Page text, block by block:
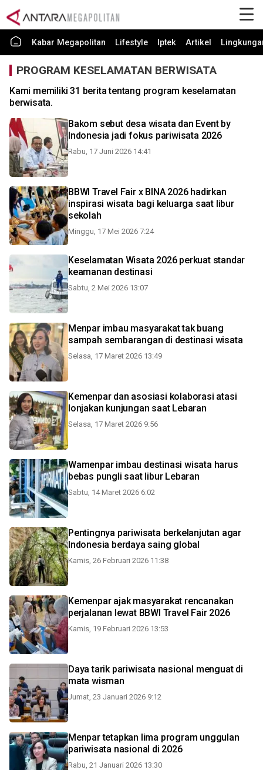
Kabar Megapolitan Lifestyle Iptek Artikel
PROGRAM KESELAMATAN BERWISATA
Kami memiliki 31 berita tentang program keselamatan
berwisata.
Bakom sebut desa wisata dan Event by
Indonesia jadi fokus pariwisata 2026
Rabu, 17 Juni 2026 14:41
BBWI Travel Fair x BINA 2026 hadirkan
inspirasi wisata bagi keluarga saat libur
sekolah
Minggu, 17 Mei 2026 7:24
Keselamatan Wisata 2026 perkuat standar
keamanan destinasi
Sabtu, 2 Mei 2026 13:07
Menpar imbau masyarakat tak buang
sampah sembarangan di destinasi wisata
Selasa, 17 Maret 2026 13:49
Kemenpar dan asosiasi kolaborasi atasi
lonjakan kunjungan saat Lebaran
Selasa, 17 Maret 2026 9:56
Wamenpar imbau destinasi wisata harus
bebas pungli saat libur Lebaran
Sabtu, 14 Maret 2026 6:02
Pentingnya pariwisata berkelanjutan agar
Indonesia berdaya saing global
Kamis, 26 Februari 2026 11:38
Kemenpar ajak masyarakat rencanakan
perjalanan lewat BBWI Travel Fair 2026
Kamis, 19 Februari 2026 13:53
Daya tarik pariwisata nasional menguat di
mata wisman
Jumat, 23 Januari 2026 9:12
Menpar tetapkan lima program unggulan
pariwisata nasional di 2026
Rabu, 21 Januari 2026 13:30